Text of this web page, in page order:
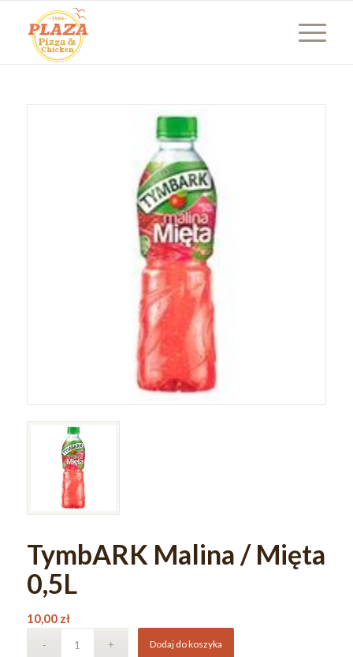
TymbARK Malina / Mięta
0,5L
10,00 zł
Dodaj do koszyka